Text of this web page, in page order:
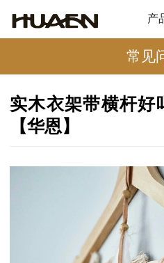
产
常见
实木衣架带横杆好
【华恩】